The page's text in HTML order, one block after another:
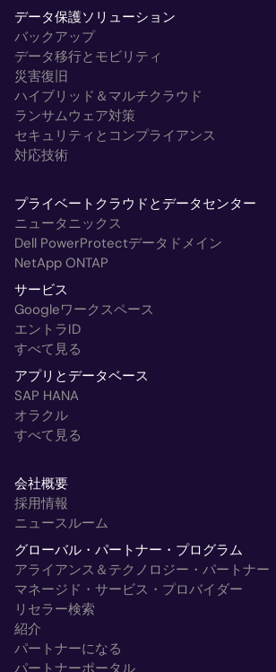
データ保護ソリューション
バックアップ
データ移行とモビリティ
災害復旧
ハイブリッド＆マルチクラウド
ランサムウェア対策
セキュリティとコンプライアンス
対応技術
プライベートクラウドとデータセンター
ニュータニックス
Dell PowerProtectデータドメイン
NetApp ONTAP
サービス
Googleワークスペース
エントラID
すべて見る
アプリとデータベース
SAP HANA
オラクル
すべて見る
会社概要
採用情報
ニュースルーム
グローバル・パートナー・プログラム
アライアンス＆テクノロジー・パートナー
マネージド・サービス・プロバイダー
リセラー検索
紹介
パートナーになる
パートナーポータル